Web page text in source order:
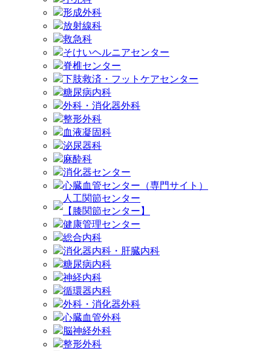
形成外科
放射線科
救急科
そけいヘルニアセンター
脊椎センター
下肢救済・フットケアセンター
糖尿病内科
外科・消化器外科
整形外科
血液凝固科
泌尿器科
麻酔科
消化器センター
心臓血管センター（専門サイト）
人工関節センター
【膝関節センター】
健康管理センター
総合内科
消化器内科・肝臓内科
糖尿病内科
神経内科
循環器内科
外科・消化器外科
心臓血管外科
脳神経外科
整形外科